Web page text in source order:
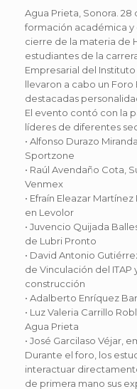
Agua Prieta, Sonora.
formación académica
cierre de la materia de
estudiantes de la
Empresarial del
llevaron a cabo un
destacadas
El evento contó con la
líderes de diferentes
• Alfonso Durazo
Sportzone
• Raúl Avendaño Cota,
Venmex
• Efraín Eleazar
en Levolor
• Juvencio Quijada
de Lubri Pronto
• David Antonio
de Vinculación del
construcción
• Adalberto Enríquez
• Luz Valeria Carrillo
Agua Prieta
• José Garcilaso Véjar,
Durante el foro, los
interactuar
de primera mano sus